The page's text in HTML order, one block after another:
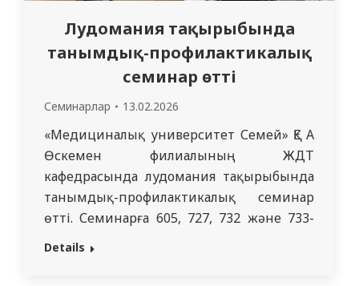
Лудомания тақырыбында
танымдық-профилактикалық
семинар өтті
Семинарлар 13.02.2026
«Медициналық университет Семей» ҚЕ АҚ
Өскемен филиалының ЖДТ
кафедрасында лудомания тақырыбында
танымдық-профилактикалық семинар
өтті. Семинарға 605, 727, 732 және 733-
топ студенттері қатысты. Іс-шара
Details